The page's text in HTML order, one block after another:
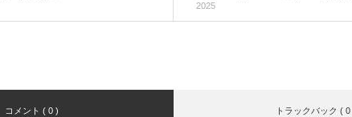
2025
コメント ( 0 ) トラックバック ( 0